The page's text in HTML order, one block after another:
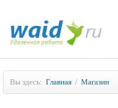
Вы здесь: Главная / Магазин